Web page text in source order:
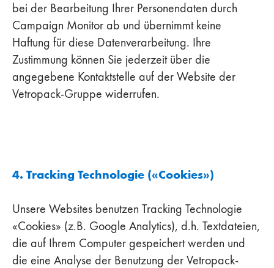
bei der Bearbeitung Ihrer Personendaten durch
Campaign Monitor ab und übernimmt keine
Haftung für diese Datenverarbeitung. Ihre
Zustimmung können Sie jederzeit über die
angegebene Kontaktstelle auf der Website der
Vetropack-Gruppe widerrufen.
4. Tracking Technologie («Cookies»)
Unsere Websites benutzen Tracking Technologie
«Cookies» (z.B. Google Analytics), d.h. Textdateien,
die auf Ihrem Computer gespeichert werden und
die eine Analyse der Benutzung der Vetropack-